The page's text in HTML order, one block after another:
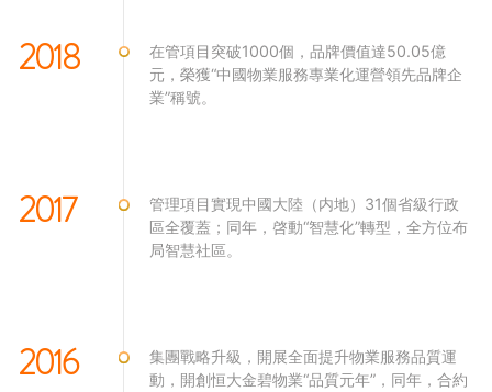
2018
在管項目突破1000個，品牌價值達50.05億
元，榮獲“中國物業服務專業化運營領先品牌企
業”稱號。
2017
管理項目實現中國大陸（内地）31個省級行政
區全覆蓋；同年，啓動“智慧化”轉型，全方位布
局智慧社區。
2016
集團戰略升級，開展全面提升物業服務品質運
動，開創恒大金碧物業“品質元年”，同年，合約